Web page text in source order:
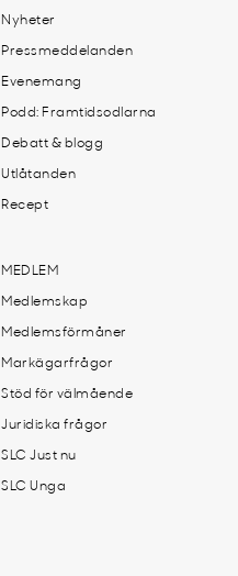
Nyheter
Pressmeddelanden
Evenemang
Podd: Framtidsodlarna
Debatt & blogg
Utlåtanden
Recept
MEDLEM
Medlemskap
Medlemsförmåner
Markägarfrågor
Stöd för välmående
Juridiska frågor
SLC Just nu
SLC Unga